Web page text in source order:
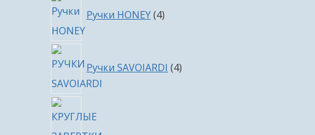
Ручки HONEY 4товара
Ручки SAVOIARDI 4товара